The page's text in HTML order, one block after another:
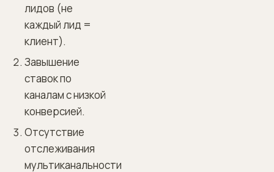
лидов (не
каждый лид =
клиент).
Завышение
ставок по
каналам с низкой
конверсией.
Отсутствие
отслеживания
мультиканальности